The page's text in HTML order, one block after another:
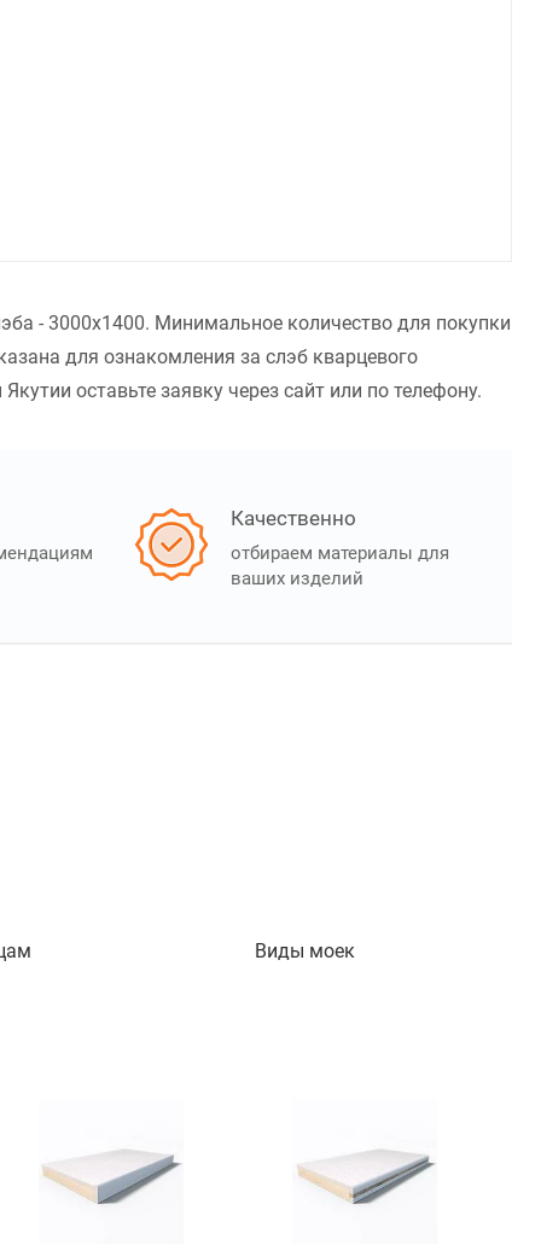
- 3000x1400. Минимальное количество для покупки
для ознакомления за слэб кварцевого
оставьте заявку через сайт или по телефону.
Качественно
отбираем материалы для
ваших изделий
Виды моек